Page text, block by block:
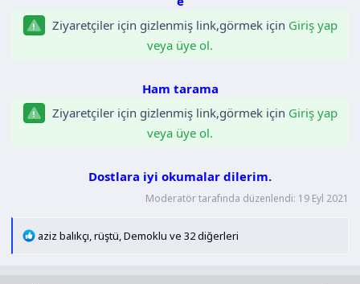
a
n
h
Ziyaretçiler için gizlenmiş link,görmek için Giriş yap
veya üye ol.
Ham tarama
Ziyaretçiler için gizlenmiş link,görmek için Giriş yap
veya üye ol.
Dostlara iyi okumalar dilerim.
Moderatör tarafında düzenlendi: 19 Eyl 2021
T
aziz balıkçı rüştü Demoklu ve 32 diğerleri